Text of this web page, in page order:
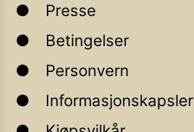
Presse
Betingelser
Personvern
Informasjonskapsler